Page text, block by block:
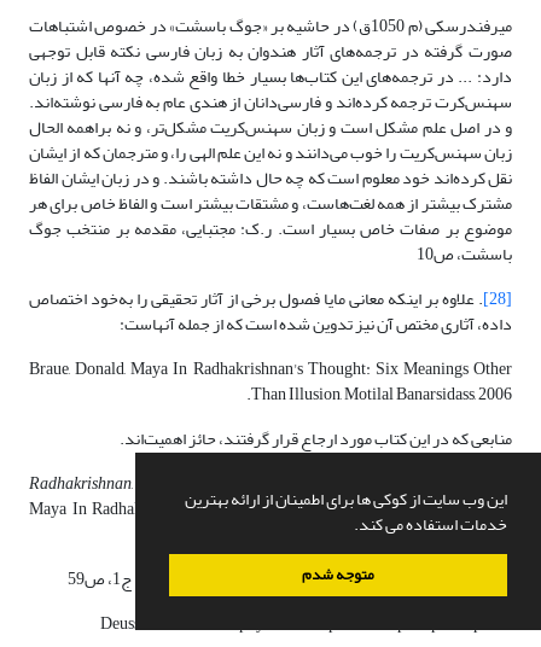
این وب سایت از کوکی ها برای اطمینان از ارائه بهترین
خدمات استفاده می کند.
متوجه شدم
میرفندرسکی (م 1050ق) در حاشیه بر «جوگ باسشت» در خصوص اشتباهات
صورت گرفته در ترجمه‌های آثار هندوان به زبان فارسی نکته قابل توجهی
دارد: ... در ترجمه‌های این کتاب‌ها بسیار خطا واقع شده، چه آنها که از زبان
سهنس‌کرت ترجمه کرده‌اند و فارسی‌دانان از هندی عام به فارسی نوشته‌اند.
و در اصل علم مشکل است و زبان سهنس‌کریت مشکل‌تر، و نه براهمه الحال
زبان سهنس‌کریت را خوب می‌دانند و نه این علم الهی را، و مترجمان که از ایشان
نقل کرده‌اند خود معلوم است که چه حال داشته باشند. و در زبان ایشان الفاظ
مشترک بیشتر از همه لغت‌هاست، و مشتقات بیشتر است و الفاظ خاص برای هر
موضوع بر صفات خاص بسیار است. ر.ک: مجتبایی، مقدمه بر منتخب جوگ
باسشت، ص10
[28]
. علاوه بر اینکه معانی مایا فصول برخی از آثار تحقیقی را به‎‌خود اختصاص
داده، آثاری مختص آن نیز تدوین شده است که از جمله آنهاست:
Braue, Donald, Maya In Radhakrishnan's Thought: Six Meanings Other
Than Illusion, Motilal Banarsidass, 2006.
منابعی که در این کتاب مورد ارجاع قرار گرفتند، حائز اهمیت‌اند.
Radhakrishnan,
Maya In Radhakrishnan's Thought: Six Meanings Other Than Illusion,
P.102
. ر.ک: راداکریشنان و دیگران،
، ج1، ص59
Deussen, The Philosophy Of The Upanishads, p.48, p.189, p.254